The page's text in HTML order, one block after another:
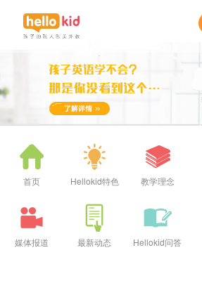
首页 Hellokid特色 教学理念
媒体报道 最新动态 Hellokid问答